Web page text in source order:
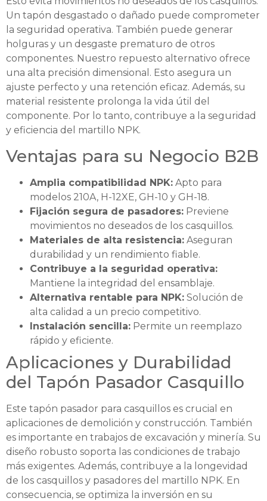
Un tapón desgastado o dañado puede comprometer
la seguridad operativa. También puede generar
holguras y un desgaste prematuro de otros
componentes. Nuestro repuesto alternativo ofrece
una alta precisión dimensional. Esto asegura un
ajuste perfecto y una retención eficaz. Además, su
material resistente prolonga la vida útil del
componente. Por lo tanto, contribuye a la seguridad
y eficiencia del martillo NPK.
Ventajas para su Negocio B2B
Amplia compatibilidad NPK: Apto para
modelos 210A, H-12XE, GH-10 y GH-18.
Fijación segura de pasadores: Previene
movimientos no deseados de los casquillos.
Materiales de alta resistencia: Aseguran
durabilidad y un rendimiento fiable.
Contribuye a la seguridad operativa:
Mantiene la integridad del ensamblaje.
Alternativa rentable para NPK: Solución de
alta calidad a un precio competitivo.
Instalación sencilla: Permite un reemplazo
rápido y eficiente.
Aplicaciones y Durabilidad
del Tapón Pasador Casquillo
Este tapón pasador para casquillos es crucial en
aplicaciones de demolición y construcción. También
es importante en trabajos de excavación y minería. Su
diseño robusto soporta las condiciones de trabajo
más exigentes. Además, contribuye a la longevidad
de los casquillos y pasadores del martillo NPK. En
consecuencia, se optimiza la inversión en su